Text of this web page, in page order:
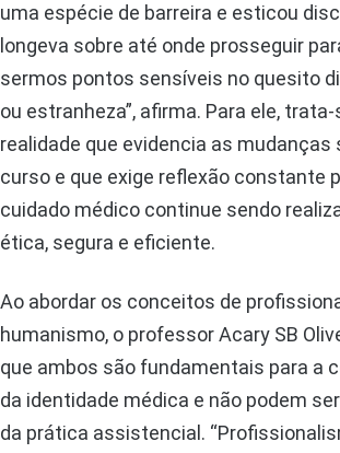
uma espécie de barreira e esticou
longeva sobre até onde prosseguir
sermos pontos sensíveis no quesito
ou estranheza”, afirma. Para ele,
realidade que evidencia as mudanças
curso e que exige reflexão constante
cuidado médico continue sendo
ética, segura e eficiente.
Ao abordar os conceitos de
humanismo, o professor Acary SB
que ambos são fundamentais para a
da identidade médica e não podem
da prática assistencial.